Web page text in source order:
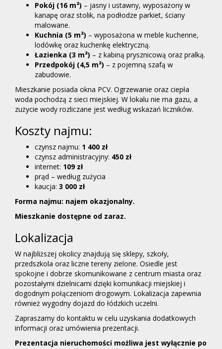
Pokój (16 m²) – jasny i ustawny, wyposażony w
kanapę oraz stolik, na podłodze parkiet, ściany
malowane.
Kuchnia (5 m²) – wyposażona w meble kuchenne,
lodówkę oraz kuchenkę elektryczną.
Łazienka (3 m²) – z kabiną prysznicową oraz pralką.
Przedpokój (4,5 m²) – z pojemną szafą w
zabudowie.
Mieszkanie posiada okna PCV. Ogrzewanie oraz ciepła
woda pochodzą z sieci miejskiej. W lokalu nie ma gazu, a
zużycie wody rozliczane jest według wskazań liczników.
Koszty najmu:
czynsz najmu: 1 400 zł
czynsz administracyjny: 450 zł
internet: 109 zł
prąd – według zużycia
kaucja: 3 000 zł
Forma najmu: najem okazjonalny.
Mieszkanie dostępne od zaraz.
Lokalizacja
W najbliższej okolicy znajdują się sklepy, szkoły,
przedszkola oraz liczne tereny zielone. Osiedle jest
spokojne i dobrze skomunikowane z centrum miasta oraz
pozostałymi dzielnicami dzięki komunikacji miejskiej i
dogodnym połączeniom drogowym. Lokalizacja zapewnia
również wygodny dojazd do łódzkich uczelni.
Zapraszamy do kontaktu w celu uzyskania dodatkowych
informacji oraz umówienia prezentacji.
Prezentacja nieruchomości możliwa jest wyłącznie po